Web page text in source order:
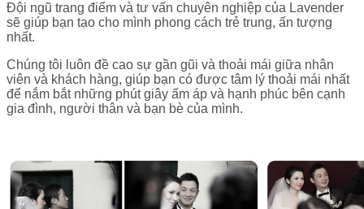
Đội ngũ trang điểm và tư vấn chuyên nghiệp của Lavender
sẽ giúp bạn tạo cho mình phong cách trẻ trung, ấn tượng
nhất.
Chúng tôi luôn đề cao sự gần gũi và thoải mái giữa nhân
viên và khách hàng, giúp bạn có được tâm lý thoải mái nhất
để nắm bắt những phút giây ấm áp và hạnh phúc bên cạnh
gia đình, người thân và bạn bè của mình.